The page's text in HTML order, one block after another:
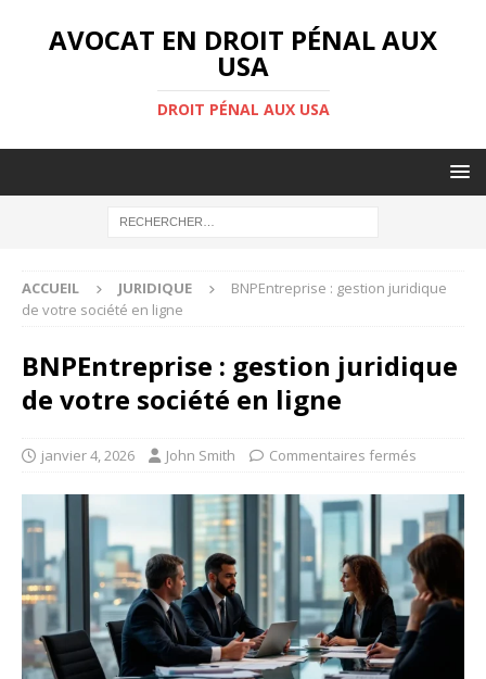
AVOCAT EN DROIT PÉNAL AUX
USA
DROIT PÉNAL AUX USA
ACCUEIL JURIDIQUE
BNPEntreprise : gestion juridique
de votre société en ligne
BNPEntreprise : gestion juridique
de votre société en ligne
janvier 4, 2026 John Smith Commentaires fermés